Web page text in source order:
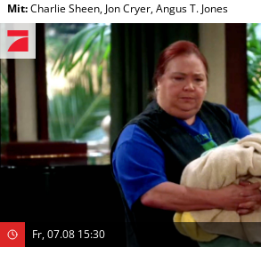
Mit:Charlie Sheen, Jon Cryer,Angus T. Jones
Fr, 07.08 15:30